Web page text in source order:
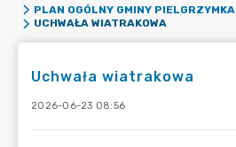
PLAN OGÓLNY GMINY PIELGRZYMKA
UCHWAŁA WIATRAKOWA
Uchwała wiatrakowa
2026-06-23 08:56